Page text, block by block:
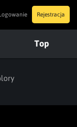
Rejestracja
Top